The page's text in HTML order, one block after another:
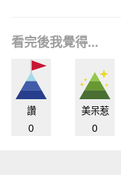
看完後我覺得...
讚
0
美呆惹
0